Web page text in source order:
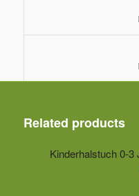
Related products
Kinderhalstuch 0-3